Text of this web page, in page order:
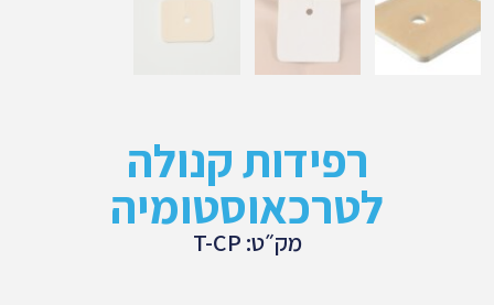
רפידות קנולה
לטרכאוסטומיה
מק״ט: T-CP